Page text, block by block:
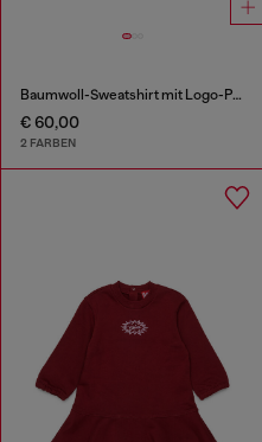
Baumwoll-Sweatshirt mit Logo-Print
€ 60,00
2 FARBEN